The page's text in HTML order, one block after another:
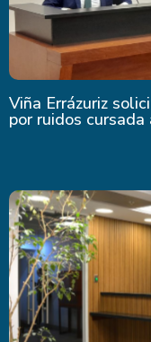
Viña Errázuriz
por ruidos